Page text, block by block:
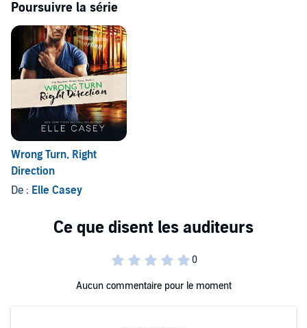
Poursuivre la série
Wrong Turn, Right
Direction
De : Elle Casey
Aucun commentaire pour le moment